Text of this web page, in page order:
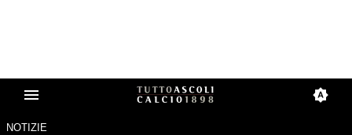
NOTIZIE